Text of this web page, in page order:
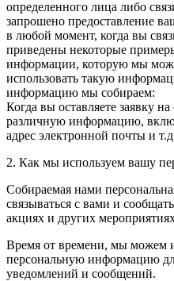
определенного лица либо
запрошено предоставление
в любой момент, когда вы
приведены некоторые
информации, которую мы
использовать такую
информацию мы собираем:
Когда вы оставляете заявку
различную информацию,
адрес электронной почты и
2. Как мы используем вашу
Собираемая нами
связываться с вами и
акциях и других
Время от времени, мы можем
персональную информацию
уведомлений и сообщений.